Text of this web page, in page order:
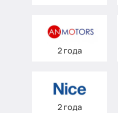
2 года
2 года